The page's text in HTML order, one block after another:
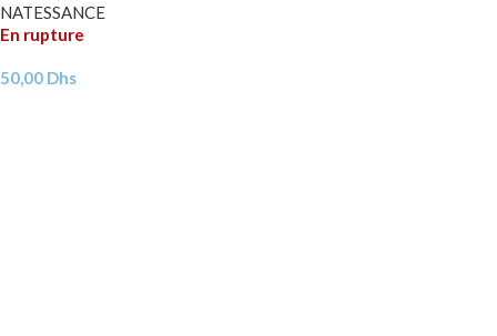
NATESSANCE
En rupture
50,00 Dhs